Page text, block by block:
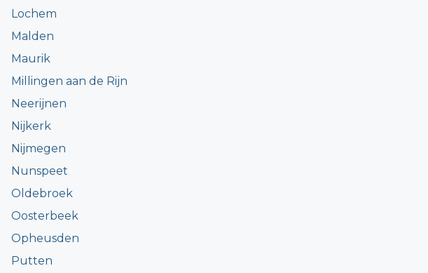
Lochem
Malden
Maurik
Millingen aan de Rijn
Neerijnen
Nijkerk
Nijmegen
Nunspeet
Oldebroek
Oosterbeek
Opheusden
Putten